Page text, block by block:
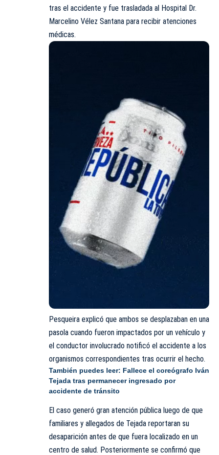
tras el accidente y fue trasladada al Hospital Dr.
Marcelino Vélez Santana para recibir atenciones
médicas.
Pesqueira explicó que ambos se desplazaban en una
pasola cuando fueron impactados por un vehículo y
el conductor involucrado notificó el accidente a los
organismos correspondientes tras ocurrir el hecho.
También puedes leer: Fallece el coreógrafo Iván
Tejada tras permanecer ingresado por
accidente de tránsito
El caso generó gran atención pública luego de que
familiares y allegados de Tejada reportaran su
desaparición antes de que fuera localizado en un
centro de salud. Posteriormente se confirmó que